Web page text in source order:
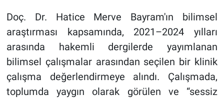
Doç. Dr. Hatice Merve Bayram'ın bilimsel
araştırması kapsamında, 2021–2024 yılları
arasında hakemli dergilerde yayımlanan
bilimsel çalışmalar arasından seçilen bir klinik
çalışma değerlendirmeye alındı. Çalışmada,
toplumda yaygın olarak görülen ve “sessiz